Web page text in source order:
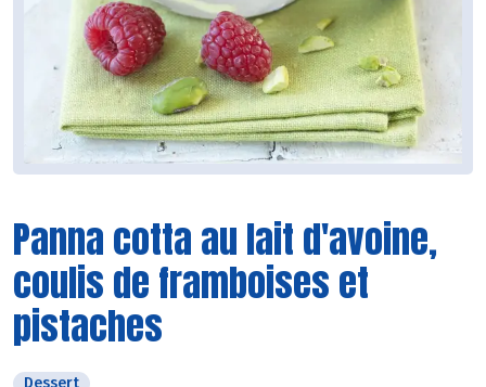
Panna cotta au lait d'avoine,
coulis de framboises et
pistaches
Dessert